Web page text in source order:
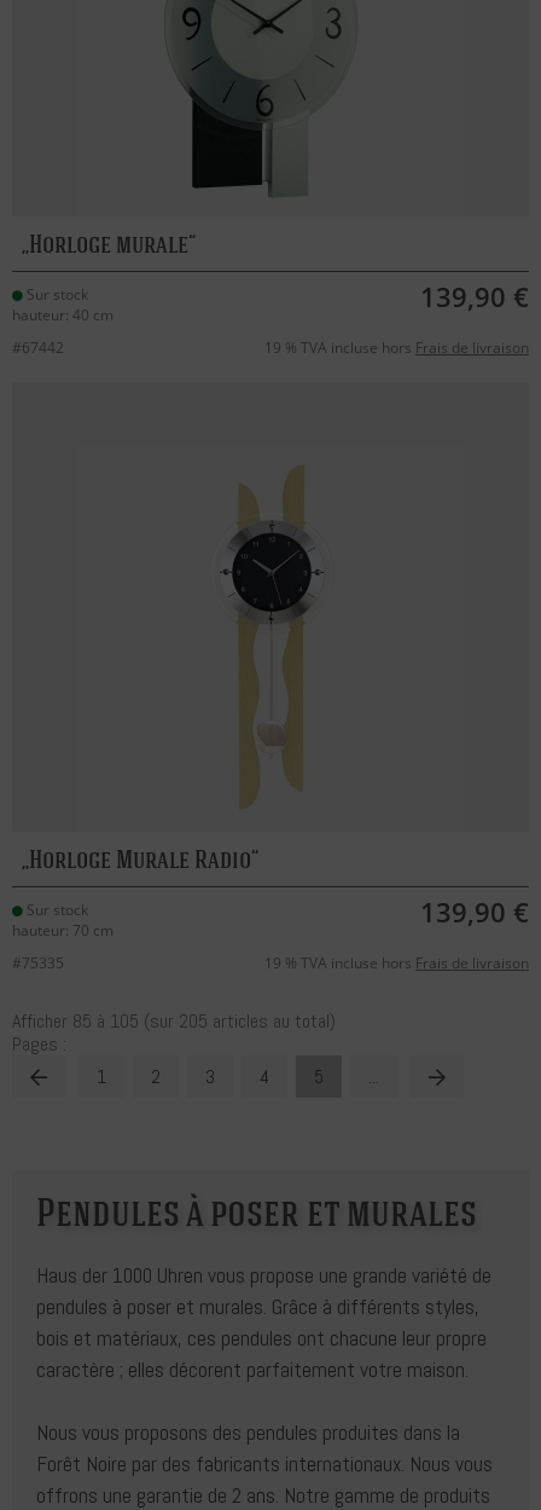
Horloge murale
Sur stock
hauteur: 40 cm
139,90 €
#67442 19 % TVA incluse hors Frais de livraison
Horloge Murale Radio
Sur stock
hauteur: 70 cm
139,90 €
#75335 19 % TVA incluse hors Frais de livraison
Afficher 85 à 105 (sur 205 articles au total)
Pages :
1
2 3 4 5 ...
Pendules à poser et murales
Haus der 1000 Uhren vous propose une grande variété de
pendules à poser et murales. Grâce à différents styles,
bois et matériaux, ces pendules ont chacune leur propre
caractère ; elles décorent parfaitement votre maison.
Nous vous proposons des pendules produites dans la
Forêt Noire par des fabricants internationaux. Nous vous
offrons une garantie de 2 ans. Notre gamme de produits